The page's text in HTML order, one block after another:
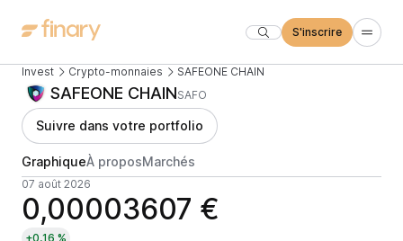
S'inscrire
Invest Crypto-monnaies SAFEONE CHAIN
SAFEONE CHAINSAFO
Suivre dans votre portfolio
GraphiqueÀ proposMarchés
07 août 2026
0,00003607 €
+0,16 %